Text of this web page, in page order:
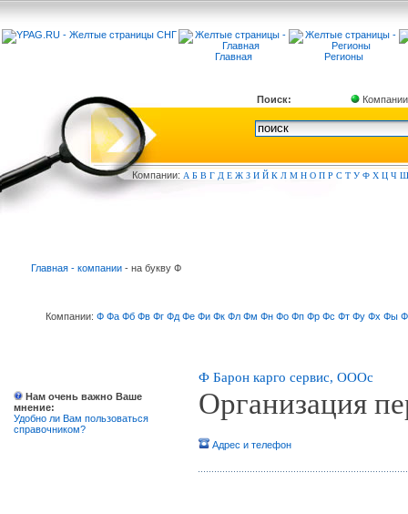
Главная Регионы
Поиск: Компании
Компании: А Б В Г Д Е Ж З И Й К Л М Н О П Р С Т У Ф Х Ц Ч Ш
Главная - компании - на букву Ф
Компании: Ф Фа Фб Фв Фг Фд Фе Фи Фк Фл Фм Фн Фо Фп Фр Фс Фт Фу Фх Фы
Нам очень важно Ваше
мнение:
Удобно ли Вам пользоваться
справочником?
Ф Барон карго сервис, ОООc
Организация
Адрес и телефон